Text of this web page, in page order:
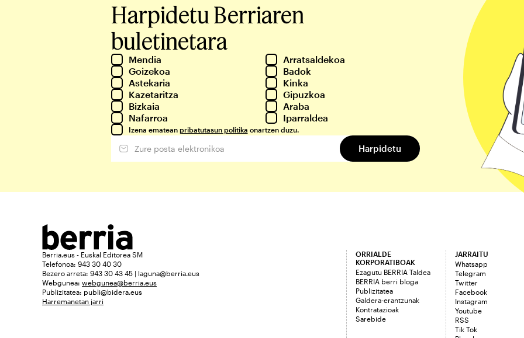
Harpidetu Berriaren
buletinetara
Mendia
Arratsaldekoa
Goizekoa
Badok
Astekaria
Kinka
Kazetaritza
Gipuzkoa
Bizkaia
Araba
Nafarroa
Iparraldea
Izena ematean pribatutasun politika onartzen duzu.
Berria.eus - Euskal Editorea SM
Telefonoa: 943 30 40 30
Bezero arreta: 943 30 43 45 | laguna@berria.eus
Webgunea: webgunea@berria.eus
Publizitatea: publi@bidera.eus
Harremanetan jarri
ORRIALDE
KORPORATIBOAK
Ezagutu BERRIA Taldea
BERRIA berri bloga
Publizitatea
Galdera-erantzunak
Kontratazioak
Sarebide
JARRAITU
Whatsapp
Telegram
Twitter
Facebook
Instagram
Youtube
RSS
Tik Tok